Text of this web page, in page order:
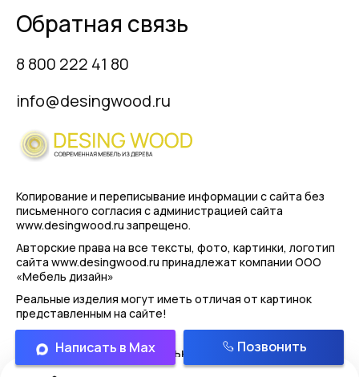
Обратная связь
8 800 222 41 80
info@desingwood.ru
Копирование и переписывание информации с сайта без
письменного согласия с администрацией сайта
www.desingwood.ru запрещено.
Авторские права на все тексты, фото, картинки, логотип
сайта www.desingwood.ru принадлежат компании ООО
«Мебель дизайн»
Реальные изделия могут иметь отличая от картинок
представленным на сайте!
Политика конфиденциальности
Написать в Max Позвонить